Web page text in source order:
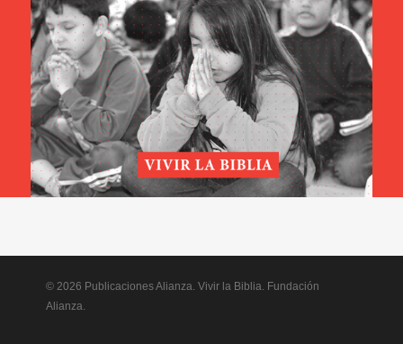
© 2026 Publicaciones Alianza. Vivir la Biblia. Fundación
Alianza.